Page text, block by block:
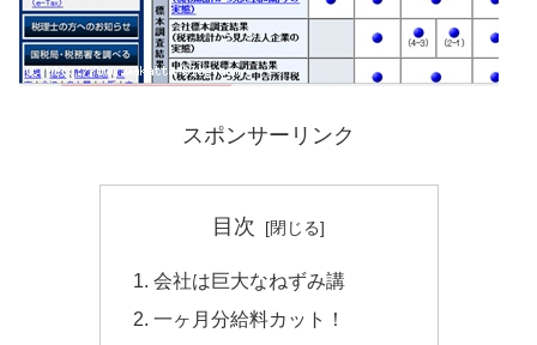
スポンサーリンク
目次
会社は巨大なねずみ講
一ヶ月分給料カット！